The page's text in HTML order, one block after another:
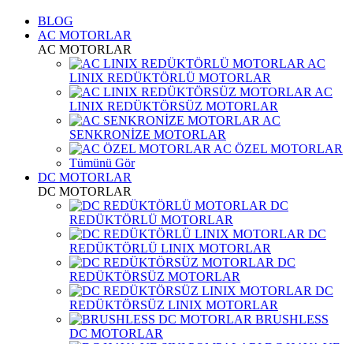
BLOG
AC MOTORLAR
AC MOTORLAR
AC
LINIX REDÜKTÖRLÜ MOTORLAR
AC
LINIX REDÜKTÖRSÜZ MOTORLAR
AC
SENKRONİZE MOTORLAR
AC ÖZEL MOTORLAR
Tümünü Gör
DC MOTORLAR
DC MOTORLAR
DC
REDÜKTÖRLÜ MOTORLAR
DC
REDÜKTÖRLÜ LINIX MOTORLAR
DC
REDÜKTÖRSÜZ MOTORLAR
DC
REDÜKTÖRSÜZ LINIX MOTORLAR
BRUSHLESS
DC MOTORLAR